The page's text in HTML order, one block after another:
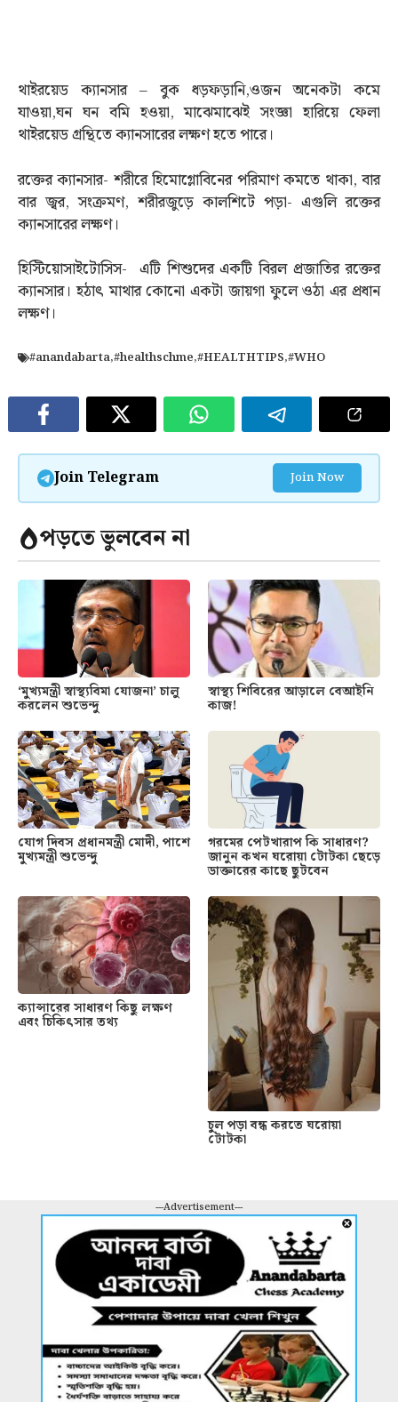
থাইরয়েড ক্যানসার – বুক ধড়ফড়ানি,ওজন অনেকটা কমে
যাওয়া,ঘন ঘন বমি হওয়া, মাঝেমাঝেই সংজ্ঞা হারিয়ে ফেলা
থাইরয়েড গ্রন্থিতে ক্যানসারের লক্ষণ হতে পারে।
রক্তের ক্যানসার- শরীরে হিমোগ্লোবিনের পরিমাণ কমতে থাকা, বার
বার জ্বর, সংক্রমণ, শরীরজুড়ে কালশিটে পড়া- এগুলি রক্তের
ক্যানসারের লক্ষণ।
হিস্টিয়োসাইটোসিস- এটি শিশুদের একটি বিরল প্রজাতির রক্তের
ক্যানসার। হঠাৎ মাথার কোনো একটা জায়গা ফুলে ওঠা এর প্রধান
লক্ষণ।
#anandabarta,#healthschme,#HEALTHTIPS,#WHO
Join Telegram Join Now
পড়তে ভুলবেন না
‘মুখ্যমন্ত্রী স্বাস্থ্যবিমা যোজনা’ চালু
করলেন শুভেন্দু
স্বাস্থ্য শিবিরের আড়ালে বেআইনি
কাজ!
যোগ দিবস প্রধানমন্ত্রী মোদী, পাশে
মুখ্যমন্ত্রী শুভেন্দু
গরমের পেটখারাপ কি সাধারণ?
জানুন কখন ঘরোয়া টোটকা ছেড়ে
ডাক্তারের কাছে ছুটবেন
ক্যান্সারের সাধারণ কিছু লক্ষণ
এবং চিকিৎসার তথ্য
চুল পড়া বন্ধ করতে ঘরোয়া
টোটকা
---Advertisement---